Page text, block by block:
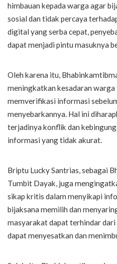
himbauan kepada warga agar
sosial dan tidak percaya
digital yang serba cepat,
dapat menjadi pintu masuknya
Oleh karena itu,
meningkatkan kesadaran
memverifikasi informasi
menyebarkannya. Hal ini
terjadinya konflik dan
informasi yang tidak akurat.
Briptu Lucky Santrias, sebagai
Tumbit Dayak, juga
sikap kritis dalam menyikapi
bijaksana memilih dan
masyarakat dapat terhindar
dapat menyesatkan dan